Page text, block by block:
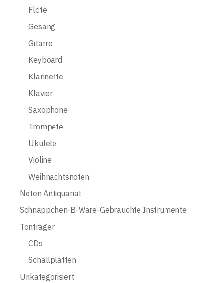
Flöte
Gesang
Gitarre
Keyboard
Klarinette
Klavier
Saxophone
Trompete
Ukulele
Violine
Weihnachtsnoten
Noten Antiquariat
Schnäppchen-B-Ware-Gebrauchte Instrumente
Tonträger
CDs
Schallplatten
Unkategorisiert